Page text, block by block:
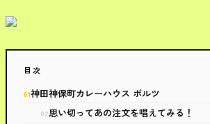
目次
神田神保町カレーハウス ボルツ
思い切ってあの注文を唱えてみる！